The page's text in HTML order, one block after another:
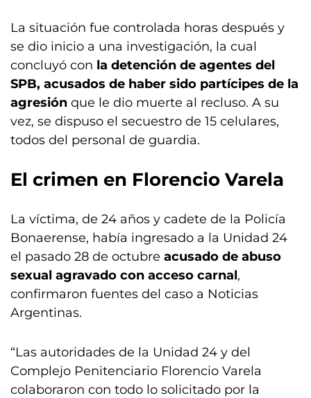
La situación fue controlada horas después y
se dio inicio a una investigación, la cual
concluyó con la detención de agentes del
SPB, acusados de haber sido partícipes de la
agresión que le dio muerte al recluso. A su
vez, se dispuso el secuestro de 15 celulares,
todos del personal de guardia.
El crimen en Florencio Varela
La víctima, de 24 años y cadete de la Policía
Bonaerense, había ingresado a la Unidad 24
el pasado 28 de octubre acusado de abuso
sexual agravado con acceso carnal,
confirmaron fuentes del caso a Noticias
Argentinas.
“Las autoridades de la Unidad 24 y del
Complejo Penitenciario Florencio Varela
colaboraron con todo lo solicitado por la